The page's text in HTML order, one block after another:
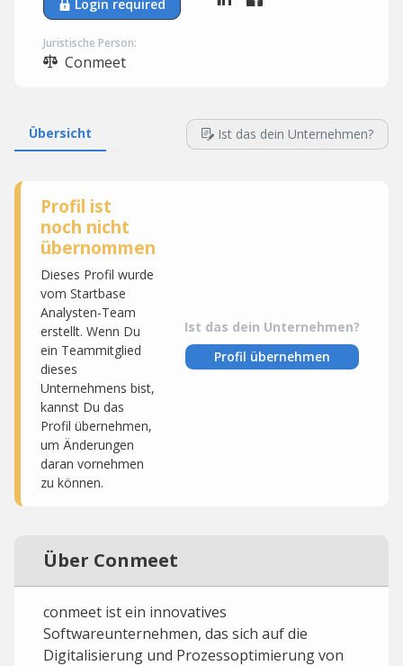
Login required
Juristische Person:
Conmeet
Übersicht Ist das dein Unternehmen?
Profil ist
noch nicht
übernommen
Dieses Profil wurde
vom Startbase
Analysten-Team
erstellt. Wenn Du
ein Teammitglied
dieses
Unternehmens bist,
kannst Du das
Profil übernehmen,
um Änderungen
daran vornehmen
zu können.
Ist das dein Unternehmen?
Profil übernehmen
Über Conmeet
conmeet ist ein innovatives
Softwareunternehmen, das sich auf die
Digitalisierung und Prozessoptimierung von